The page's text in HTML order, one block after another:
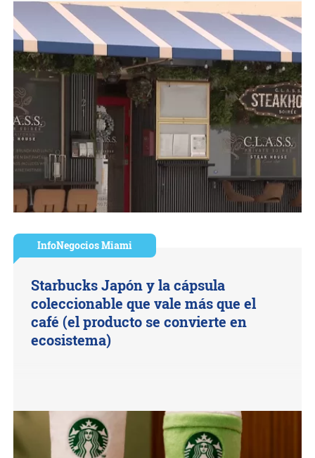
InfoNegocios Miami
Starbucks Japón y la cápsula
coleccionable que vale más que el
café (el producto se convierte en
ecosistema)